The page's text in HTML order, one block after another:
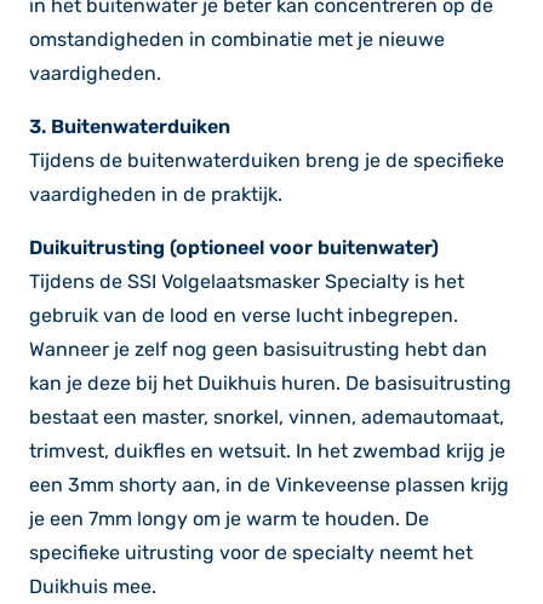
in het buitenwater je beter kan concentreren op de
omstandigheden in combinatie met je nieuwe
vaardigheden.
3. Buitenwaterduiken
Tijdens de buitenwaterduiken breng je de specifieke
vaardigheden in de praktijk.
Duikuitrusting (optioneel voor buitenwater)
Tijdens de SSI Volgelaatsmasker Specialty is het
gebruik van de lood en verse lucht inbegrepen.
Wanneer je zelf nog geen basisuitrusting hebt dan
kan je deze bij het Duikhuis huren. De basisuitrusting
bestaat een master, snorkel, vinnen, ademautomaat,
trimvest, duikfles en wetsuit. In het zwembad krijg je
een 3mm shorty aan, in de Vinkeveense plassen krijg
je een 7mm longy om je warm te houden. De
specifieke uitrusting voor de specialty neemt het
Duikhuis mee.